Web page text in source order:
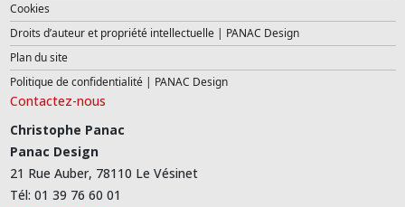
Cookies
Droits d’auteur et propriété intellectuelle | PANAC Design
Plan du site
Politique de confidentialité | PANAC Design
Contactez-nous
Christophe Panac
Panac Design
21 Rue Auber, 78110 Le Vésinet
Tél: 01 39 76 60 01